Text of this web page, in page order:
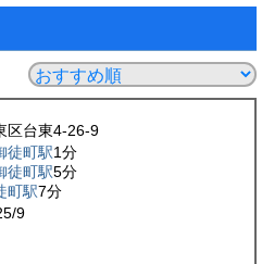
区台東4-26-9
徒町駅1分
徒町駅5分
町駅7分
9